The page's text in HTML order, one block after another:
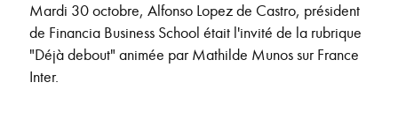
Mardi 30 octobre, Alfonso Lopez de Castro, président
de Financia Business School était l'invité de la rubrique
"Déjà debout" animée par Mathilde Munos sur France
Inter.